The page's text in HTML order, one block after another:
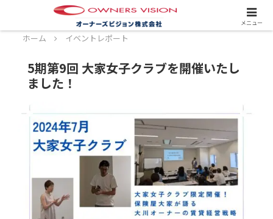
スタッフ募集中！詳しくはこちら！
ホーム イベントレポート
5期第9回 大家女子クラブを開催いたし
ました！
メニュー